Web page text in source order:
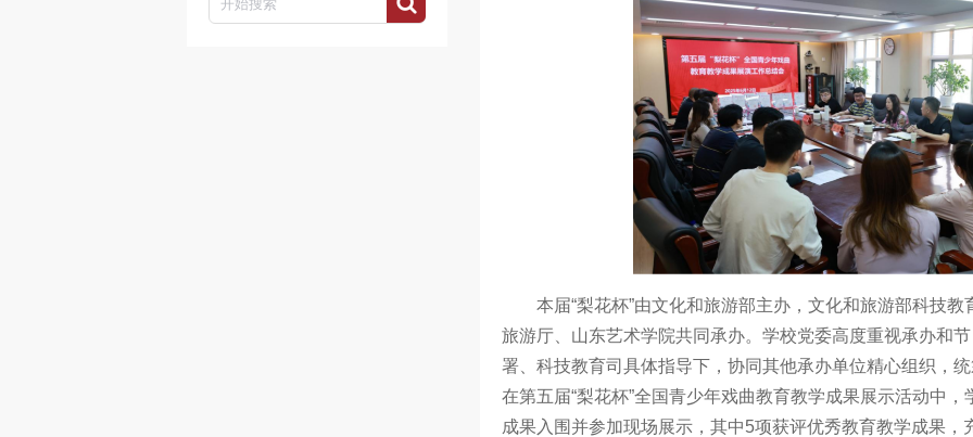
本届“梨花杯”由文化和旅游部主办，文化和旅游部科技
旅游厅、山东艺术学院共同承办。学校党委高度重视承办和
署、科技教育司具体指导下，协同其他承办单位精心组织，
在第五届“梨花杯”全国青少年戏曲教育教学成果展示活动中
成果入围并参加现场展示，其中5项获评优秀教育教学成果